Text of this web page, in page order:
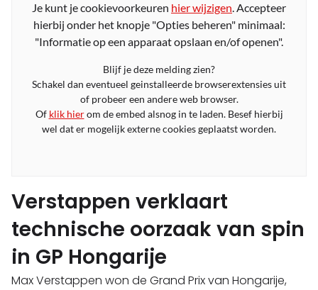
Je kunt je cookievoorkeuren hier wijzigen. Accepteer
hierbij onder het knopje "Opties beheren" minimaal:
"Informatie op een apparaat opslaan en/of openen".
Blijf je deze melding zien?
Schakel dan eventueel geinstalleerde browserextensies uit
of probeer een andere web browser.
Of klik hierom de embed alsnog in te laden. Besef hierbij
wel dat er mogelijk externe cookies geplaatst worden.
Verstappen verklaart
technische oorzaak van spin
in GP Hongarije
Max Verstappen won de Grand Prix van Hongarije,